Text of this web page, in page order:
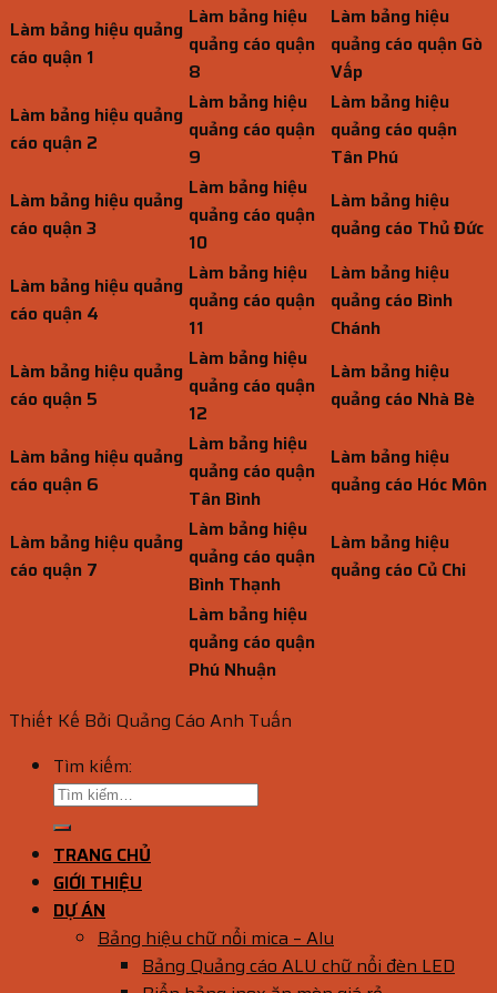
Làm bảng hiệu quảng
cáo quận 1
Làm bảng hiệu
quảng cáo quận
8
Làm bảng hiệu
quảng cáo quận Gò
Vấp
Làm bảng hiệu quảng
cáo quận 2
Làm bảng hiệu
quảng cáo quận
9
Làm bảng hiệu
quảng cáo quận
Tân Phú
Làm bảng hiệu quảng
cáo quận 3
Làm bảng hiệu
quảng cáo quận
10
Làm bảng hiệu
quảng cáo Thủ Đức
Làm bảng hiệu quảng
cáo quận 4
Làm bảng hiệu
quảng cáo quận
11
Làm bảng hiệu
quảng cáo Bình
Chánh
Làm bảng hiệu quảng
cáo quận 5
Làm bảng hiệu
quảng cáo quận
12
Làm bảng hiệu
quảng cáo Nhà Bè
Làm bảng hiệu quảng
cáo quận 6
Làm bảng hiệu
quảng cáo quận
Tân Bình
Làm bảng hiệu
quảng cáo Hóc Môn
Làm bảng hiệu quảng
cáo quận 7
Làm bảng hiệu
quảng cáo quận
Bình Thạnh
Làm bảng hiệu
quảng cáo Củ Chi
Làm bảng hiệu
quảng cáo quận
Phú Nhuận
Thiết Kế Bởi Quảng Cáo Anh Tuấn
Tìm kiếm:
TRANG CHỦ
GIỚI THIỆU
DỰ ÁN
Bảng hiệu chữ nổi mica – Alu
Bảng Quảng cáo ALU chữ nổi đèn LED